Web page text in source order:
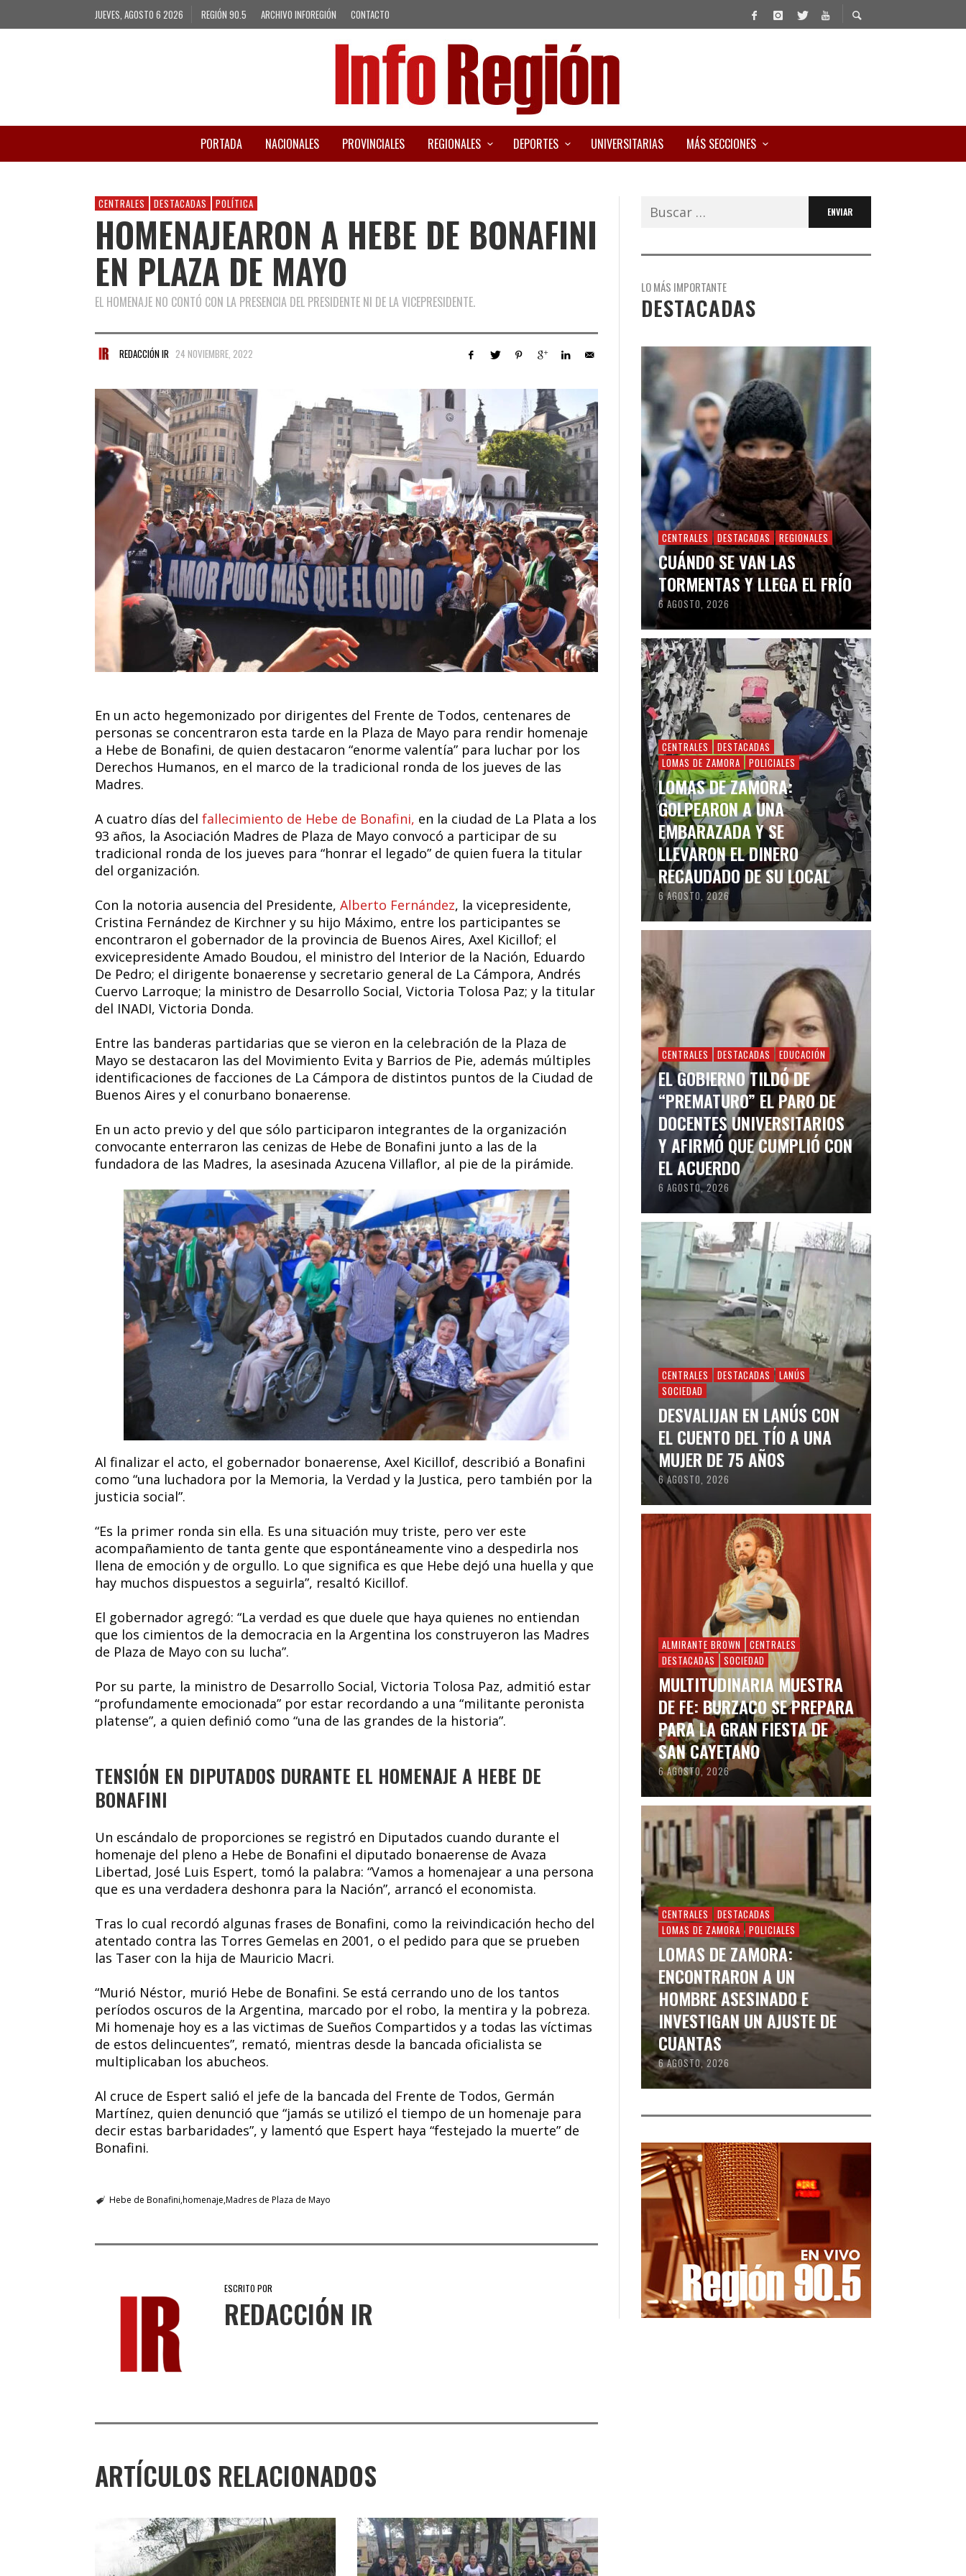
JUEVES, AGOSTO 6 2026 REGIÓN 90.5 ARCHIVO INFOREGIÓN CONTACTO
PORTADA NACIONALES PROVINCIALES REGIONALES DEPORTES UNIVERSITARIAS MÁS SECCIONES
CENTRALES DESTACADAS POLÍTICA
HOMENAJEARON A HEBE DE BONAFINI
EN PLAZA DE MAYO
EL HOMENAJE NO CONTÓ CON LA PRESENCIA DEL PRESIDENTE NI DE LA VICEPRESIDENTE.
REDACCIÓN IR 24 NOVIEMBRE, 2022
En un acto hegemonizado por dirigentes del Frente de Todos, centenares de
personas se concentraron esta tarde en la Plaza de Mayo para rendir homenaje
a Hebe de Bonafini, de quien destacaron “enorme valentía” para luchar por los
Derechos Humanos, en el marco de la tradicional ronda de los jueves de las
Madres.
A cuatro días del fallecimiento de Hebe de Bonafini, en la ciudad de La Plata a los
93 años, la Asociación Madres de Plaza de Mayo convocó a participar de su
tradicional ronda de los jueves para “honrar el legado” de quien fuera la titular
del organización.
Con la notoria ausencia del Presidente, Alberto Fernández, la vicepresidente,
Cristina Fernández de Kirchner y su hijo Máximo, entre los participantes se
encontraron el gobernador de la provincia de Buenos Aires, Axel Kicillof; el
exvicepresidente Amado Boudou, el ministro del Interior de la Nación, Eduardo
De Pedro; el dirigente bonaerense y secretario general de La Cámpora, Andrés
Cuervo Larroque; la ministro de Desarrollo Social, Victoria Tolosa Paz; y la titular
del INADI, Victoria Donda.
Entre las banderas partidarias que se vieron en la celebración de la Plaza de
Mayo se destacaron las del Movimiento Evita y Barrios de Pie, además múltiples
identificaciones de facciones de La Cámpora de distintos puntos de la Ciudad de
Buenos Aires y el conurbano bonaerense.
En un acto previo y del que sólo participaron integrantes de la organización
convocante enterraron las cenizas de Hebe de Bonafini junto a las de la
fundadora de las Madres, la asesinada Azucena Villaflor, al pie de la pirámide.
Al finalizar el acto, el gobernador bonaerense, Axel Kicillof, describió a Bonafini
como “una luchadora por la Memoria, la Verdad y la Justica, pero también por la
justicia social”.
“Es la primer ronda sin ella. Es una situación muy triste, pero ver este
acompañamiento de tanta gente que espontáneamente vino a despedirla nos
llena de emoción y de orgullo. Lo que significa es que Hebe dejó una huella y que
hay muchos dispuestos a seguirla”, resaltó Kicillof.
El gobernador agregó: “La verdad es que duele que haya quienes no entiendan
que los cimientos de la democracia en la Argentina los construyeron las Madres
de Plaza de Mayo con su lucha”.
Por su parte, la ministro de Desarrollo Social, Victoria Tolosa Paz, admitió estar
“profundamente emocionada” por estar recordando a una “militante peronista
platense”, a quien definió como “una de las grandes de la historia”.
TENSIÓN EN DIPUTADOS DURANTE EL HOMENAJE A HEBE DE
BONAFINI
Un escándalo de proporciones se registró en Diputados cuando durante el
homenaje del pleno a Hebe de Bonafini el diputado bonaerense de Avaza
Libertad, José Luis Espert, tomó la palabra: “Vamos a homenajear a una persona
que es una verdadera deshonra para la Nación”, arrancó el economista.
Tras lo cual recordó algunas frases de Bonafini, como la reivindicación hecho del
atentado contra las Torres Gemelas en 2001, o el pedido para que se prueben
las Taser con la hija de Mauricio Macri.
“Murió Néstor, murió Hebe de Bonafini. Se está cerrando uno de los tantos
períodos oscuros de la Argentina, marcado por el robo, la mentira y la pobreza.
Mi homenaje hoy es a las victimas de Sueños Compartidos y a todas las víctimas
de estos delincuentes”, remató, mientras desde la bancada oficialista se
multiplicaban los abucheos.
Al cruce de Espert salió el jefe de la bancada del Frente de Todos, Germán
Martínez, quien denunció que “jamás se utilizó el tiempo de un homenaje para
decir estas barbaridades”, y lamentó que Espert haya “festejado la muerte” de
Bonafini.
Hebe de Bonafini homenaje Madres de Plaza de Mayo
ESCRITO POR
REDACCIÓN IR
ARTÍCULOS RELACIONADOS
Buscar:
LO MÁS IMPORTANTE
DESTACADAS
CENTRALES DESTACADAS REGIONALES
CUÁNDO SE VAN LAS
TORMENTAS Y LLEGA EL FRÍO
6 AGOSTO, 2026
CENTRALES
DESTACADAS
LOMAS DE ZAMORA
POLICIALES
LOMAS DE ZAMORA:
GOLPEARON A UNA
EMBARAZADA Y SE
LLEVARON EL DINERO
RECAUDADO DE SU LOCAL
6 AGOSTO, 2026
CENTRALES DESTACADAS EDUCACIÓN
EL GOBIERNO TILDÓ DE
“PREMATURO” EL PARO DE
DOCENTES UNIVERSITARIOS
Y AFIRMÓ QUE CUMPLIÓ CON
EL ACUERDO
6 AGOSTO, 2026
CENTRALES DESTACADAS
LANÚS
SOCIEDAD
DESVALIJAN EN LANÚS CON
EL CUENTO DEL TÍO A UNA
MUJER DE 75 AÑOS
6 AGOSTO, 2026
ALMIRANTE BROWN
CENTRALES
DESTACADAS
SOCIEDAD
MULTITUDINARIA MUESTRA
DE FE: BURZACO SE PREPARA
PARA LA GRAN FIESTA DE
SAN CAYETANO
6 AGOSTO, 2026
CENTRALES
DESTACADAS
LOMAS DE ZAMORA
POLICIALES
LOMAS DE ZAMORA:
ENCONTRARON A UN
HOMBRE ASESINADO E
INVESTIGAN UN AJUSTE DE
CUANTAS
6 AGOSTO, 2026